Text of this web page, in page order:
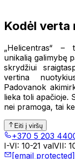
Kodėl verta
„Helicentras“ –
unikalią galimybę
skrydžiui
vertina
Padovanok
lieka toli apačioje.
nei pramoga, tai
Eiti į viršų
+370 5 203
I-VI: 10-21 valVII:
[email protected]